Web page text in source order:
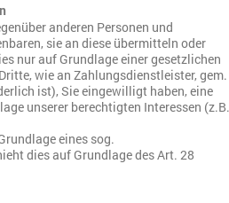
anderen Personen und
sie an diese übermitteln oder
nur auf Grundlage einer gesetzlichen
wie an Zahlungsdienstleister, gem.
ist), Sie eingewilligt haben, eine
unserer berechtigten Interessen (z.B.
eines sog.
dies auf Grundlage des Art. 28